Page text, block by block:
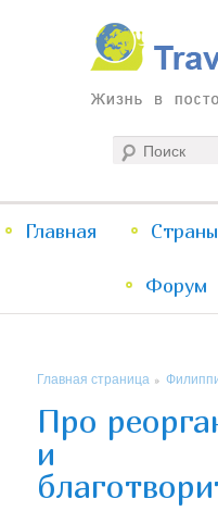
Traveliving
Жизнь в постоянном путешествии
менюГлавная Страны
Форум
Главная страница »
Про
и